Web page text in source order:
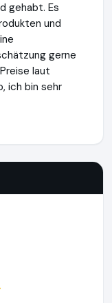
gehabt. Es
und
gerne
laut
ich bin sehr